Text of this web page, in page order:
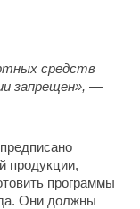
средств
запрещен», —
продукции,
программы
Они должны